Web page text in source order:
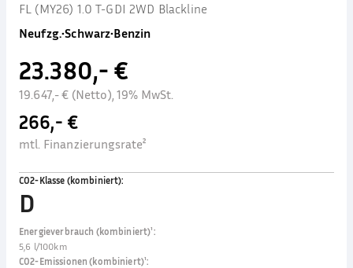
FL (MY26) 1.0 T-GDI 2WD Blackline
Neufzg.•Schwarz•Benzin
23.380,- €
19.647,- € (Netto), 19% MwSt.
266,- €
mtl. Finanzierungsrate²
CO2-Klasse (kombiniert):
D
Energieverbrauch (kombiniert)¹:
5,6 l/100km
CO2-Emissionen (kombiniert)¹: